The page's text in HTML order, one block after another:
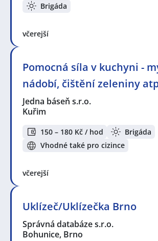
Brigáda
včerejší
Pomocná síla v kuchyni -
nádobí, čištění zeleniny
Jedna báseň s.r.o.
Kuřim
150 – 180 Kč / hod
Brigáda
Vhodné také pro cizince
včerejší
Uklízeč/Uklízečka Brno
Správná databáze s.r.o.
Bohunice, Brno